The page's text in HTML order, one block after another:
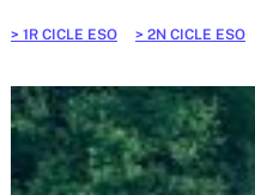
1R CICLE ESO 2N CICLE ESO